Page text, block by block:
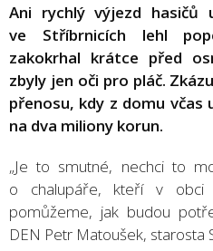
Ani rychlý výjezd hasičů
ve Stříbrnicích lehl
zakokrhal krátce před
zbyly jen oči pro pláč.
přenosu, kdy z domu včas
na dva miliony korun.
„Je to smutné, nechci to
o chalupáře, kteří v obci
pomůžeme, jak budou
DEN Petr Matoušek, starosta